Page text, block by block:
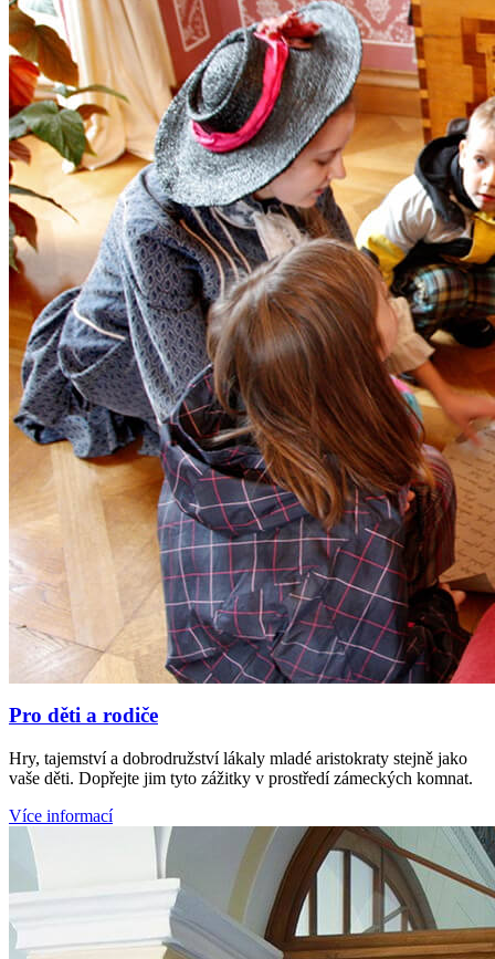
Pro děti a rodiče
Hry, tajemství a dobrodružství lákaly mladé aristokraty stejně jako
vaše děti. Dopřejte jim tyto zážitky v prostředí zámeckých komnat.
Více informací